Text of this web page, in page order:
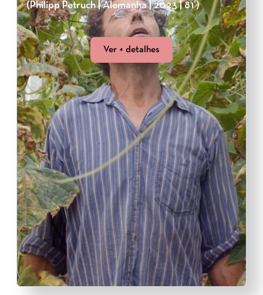
(Philipp Petruch | Alemanha | 2023 | 81’)
Ver + detalhes